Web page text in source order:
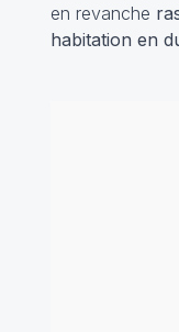
en revanche
habitation en